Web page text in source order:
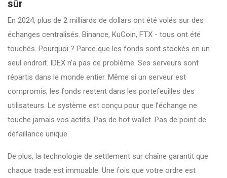
sûr
En 2024, plus de 2 milliards de dollars ont été volés sur des
échanges centralisés. Binance, KuCoin, FTX - tous ont été
touchés. Pourquoi ? Parce que les fonds sont stockés en un
seul endroit. IDEX n’a pas ce problème. Ses serveurs sont
répartis dans le monde entier. Même si un serveur est
compromis, les fonds restent dans les portefeuilles des
utilisateurs. Le système est conçu pour que l’échange ne
touche jamais vos actifs. Pas de hot wallet. Pas de point de
défaillance unique.
De plus, la technologie de settlement sur chaîne garantit que
chaque trade est immuable. Une fois que votre ordre est